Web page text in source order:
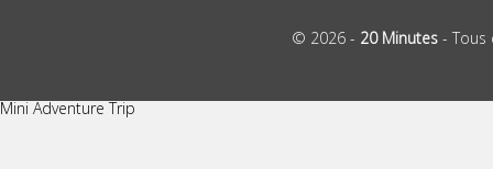
© 2026 - 20 Minutes -
Mini Adventure Trip